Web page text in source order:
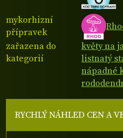
mykorhizní
přípravek
zařazena do
kategorií
květy na
listnatý
nápadné
RYCHLÝ NÁHLED CEN A